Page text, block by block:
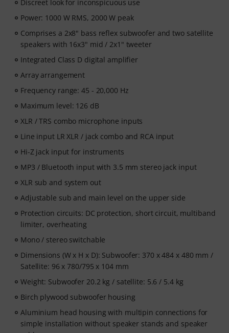
Discreet look for inconspicuous use
Power: 1000 W RMS, 2000 W peak
Comprises a 2x8" bass reflex subwoofer and two satellite
speakers with 16x3" mid / 2x1" tweeter
Integrated Class D digital amplifier
Array arrangement
Frequency range: 45 - 20,000 Hz
Maximum level: 126 dB
XLR / TRS combo microphone inputs
Line input LR XLR / jack combo and RCA input
Hi-Z jack input for instruments
MP3 / Bluetooth input with 3.5 mm stereo jack input
XLR sub and system out
Adjustable sub and main level on the upper side
Protection circuits: DC protection, short circuit, multiband
limiter, overheating
Mono / stereo switchable
Dimensions (W x H x D): Subwoofer: 370 x 484 x 480 mm /
Satellite: 96 x 780/795 x 104 mm
Weight: Subwoofer 20.2 kg / satellite: 5.6 / 5.4 kg
Birch plywood subwoofer housing
Aluminium head housing with multipin connections for
simple installation without speaker stands and speaker